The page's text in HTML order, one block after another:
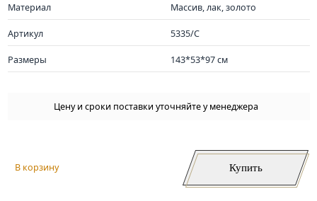
Материал Массив, лак, золото
Артикул 5335/C
Размеры 143*53*97 см
Цену и сроки поставки уточняйте у менеджера
В корзину Купить